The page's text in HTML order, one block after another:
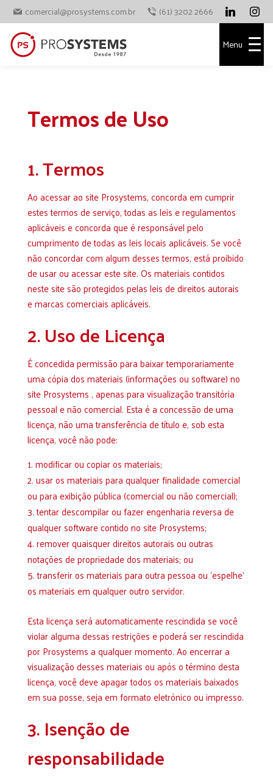
comercial@prosystems.com.br (61) 3202 2666
Menu
Termos de Uso
1. Termos
Ao acessar ao siteProsystems, concorda em cumprir
estes termos de serviço, todas as leis e regulamentos
aplicáveis ​​e concorda que é responsável pelo
cumprimento de todas as leis locais aplicáveis. Se você
não concordar com algum desses termos, está proibido
de usar ou acessar este site. Os materiais contidos
neste site são protegidos pelas leis de direitos autorais
e marcas comerciais aplicáveis.
2. Uso de Licença
É concedida permissão para baixar temporariamente
uma cópia dos materiais (informações ou software) no
site Prosystems , apenas para visualização transitória
pessoal e não comercial. Esta é a concessão de uma
licença, não uma transferência de título e, sob esta
licença, você não pode:
modificar ou copiar os materiais;
usar os materiais para qualquer finalidade comercial
ou para exibição pública (comercial ou não comercial);
tentar descompilar ou fazer engenharia reversa de
qualquer software contido no site Prosystems;
remover quaisquer direitos autorais ou outras
notações de propriedade dos materiais; ou
transferir os materiais para outra pessoa ou ‘espelhe’
os materiais em qualquer outro servidor.
Esta licença será automaticamente rescindida se você
violar alguma dessas restrições e poderá ser rescindida
por Prosystems a qualquer momento. Ao encerrar a
visualização desses materiais ou após o término desta
licença, você deve apagar todos os materiais baixados
em sua posse, seja em formato eletrónico ou impresso.
3. Isenção de
responsabilidade